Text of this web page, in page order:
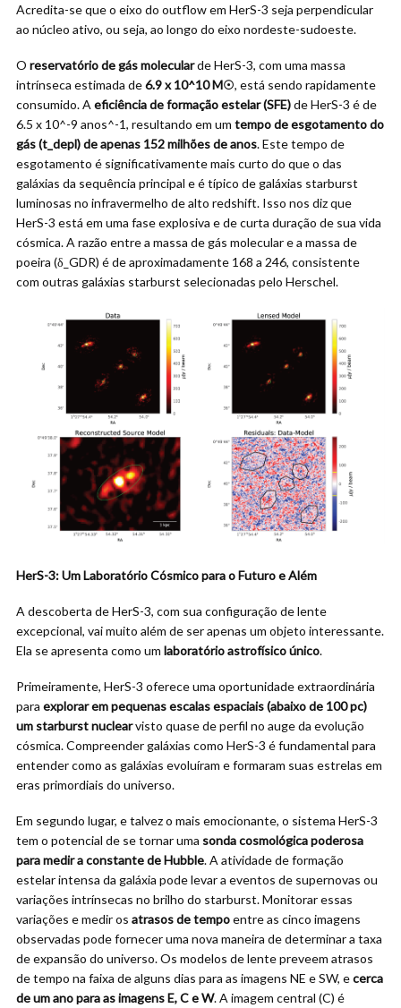
Acredita-se que o eixo do outflow em HerS-3 seja perpendicular
ao núcleo ativo, ou seja, ao longo do eixo nordeste-sudoeste.
O reservatório de gás molecularde HerS-3, com uma massa
intrínseca estimada de6.9 x 10^10 M☉, está sendo rapidamente
consumido. A eficiência de formação estelar (SFE)de HerS-3 é de
6.5 x 10^-9 anos^-1, resultando em um tempo de esgotamento do
gás (t_depl) de apenas 152 milhões de anos. Este tempo de
esgotamento é significativamente mais curto do que o das
galáxias da sequência principal e é típico de galáxias starburst
luminosas no infravermelho de alto redshift. Isso nos diz que
HerS-3 está em uma fase explosiva e de curta duração de sua vida
cósmica. A razão entre a massa de gás molecular e a massa de
poeira (δ_GDR) é de aproximadamente 168 a 246, consistente
com outras galáxias starburst selecionadas pelo Herschel.
HerS-3: Um Laboratório Cósmico para o Futuro e Além
A descoberta de HerS-3, com sua configuração de lente
excepcional, vai muito além de ser apenas um objeto interessante.
Ela se apresenta como um laboratório astrofísico único.
Primeiramente, HerS-3 oferece uma oportunidade extraordinária
para explorar em pequenas escalas espaciais (abaixo de 100 pc)
um starburst nuclearvisto quase de perfil no auge da evolução
cósmica. Compreender galáxias como HerS-3 é fundamental para
entender como as galáxias evoluíram e formaram suas estrelas em
eras primordiais do universo.
Em segundo lugar, e talvez o mais emocionante, o sistema HerS-3
tem o potencial de se tornar uma sonda cosmológica poderosa
para medir a constante de Hubble. A atividade de formação
estelar intensa da galáxia pode levar a eventos de supernovas ou
variações intrínsecas no brilho do starburst. Monitorar essas
variações e medir os atrasos de tempoentre as cinco imagens
observadas pode fornecer uma nova maneira de determinar a taxa
de expansão do universo. Os modelos de lente preveem atrasos
de tempo na faixa de alguns dias para as imagens NE e SW, ecerca
de um ano para as imagens E, C e W. A imagem central (C) é